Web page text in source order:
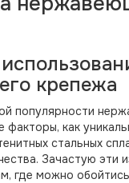
крепежа
популярности
факторы, как
стальных
Зачастую эти
где можно